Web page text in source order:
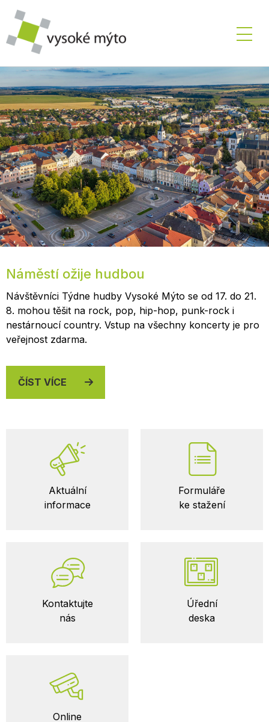
Náměstí ožije hudbou
Návštěvníci Týdne hudby Vysoké Mýto se od 17. do 21.
8. mohou těšit na rock, pop, hip-hop, punk-rock i
nestárnoucí country. Vstup na všechny koncerty je pro
veřejnost zdarma.
ČÍST VÍCE
Důležité
odkazy
Aktuální
informace
Formuláře
ke stažení
Kontaktujte
nás
Úřední
deska
Online